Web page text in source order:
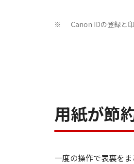
※ Canon IDの登録と
用紙が節
一度の操作で表裏を